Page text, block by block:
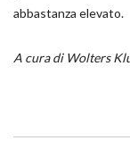
abbastanza elevato.
A cura di Wolters